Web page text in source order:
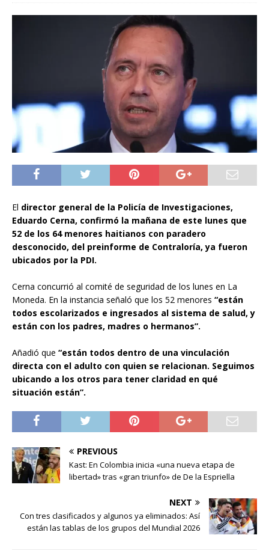
El director general de la Policía de Investigaciones,
Eduardo Cerna, confirmó la mañana de este lunes que
52 de los 64 menores haitianos con paradero
desconocido, del preinforme de Contraloría, ya fueron
ubicados por la PDI.
Cerna concurrió al comité de seguridad de los lunes en La
Moneda. En la instancia señaló que los 52 menores “están
todos escolarizados e ingresados al sistema de salud, y
están con los padres, madres o hermanos”.
Añadió que “están todos dentro de una vinculación
directa con el adulto con quien se relacionan. Seguimos
ubicando a los otros para tener claridad en qué
situación están”.
PREVIOUS
Kast: En Colombia inicia «una nueva etapa de
libertad» tras «gran triunfo» de De la Espriella
NEXT
Con tres clasificados y algunos ya eliminados: Así
están las tablas de los grupos del Mundial 2026